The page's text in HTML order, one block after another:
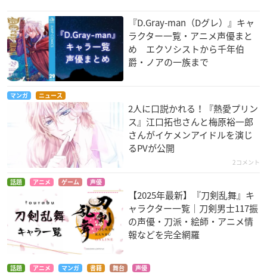
『D.Gray-man（Dグレ）』キャ
ラクター一覧・アニメ声優まと
め エクソシストから千年伯
爵・ノアの一族まで
マンガ ニュース
2人に口説かれる！『熱愛プリン
ス』江口拓也さんと梅原裕一郎
さんがイケメンアイドルを演じ
るPVが公開
2コメント
話題 アニメ ゲーム 声優
【2025年最新】『刀剣乱舞』キ
ャラクター一覧｜刀剣男士117振
の声優・刀派・絵師・アニメ情
報などを完全網羅
話題 アニメ マンガ 書籍 舞台 声優